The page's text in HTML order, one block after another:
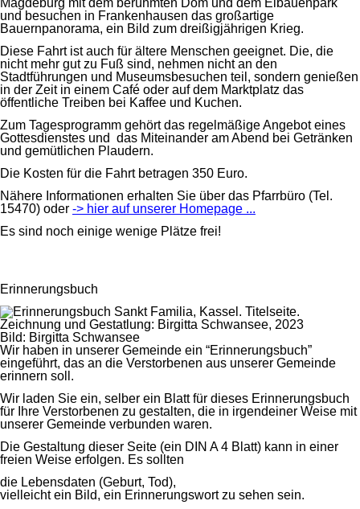
und besuchen in Frankenhausen das großartige
Bauernpanorama, ein Bild zum dreißigjährigen Krieg.
Diese Fahrt ist auch für ältere Menschen geeignet. Die, die
nicht mehr gut zu Fuß sind, nehmen nicht an den
Stadtführungen und Museumsbesuchen teil, sondern genießen
in der Zeit in einem Café oder auf dem Marktplatz das
öffentliche Treiben bei Kaffee und Kuchen.
Zum Tagesprogramm gehört das regelmäßige Angebot eines
Gottesdienstes und das Miteinander am Abend bei Getränken
und gemütlichen Plaudern.
Die Kosten für die Fahrt betragen 350 Euro.
Nähere Informationen erhalten Sie über das Pfarrbüro (Tel.
15470) oder -> hier auf unserer Homepage ...
Es sind noch einige wenige Plätze frei!
Erinnerungsbuch
Bild: Birgitta Schwansee
Wir haben in unserer Gemeinde ein “Erinnerungsbuch”
eingeführt, das an die Verstorbenen aus unserer Gemeinde
erinnern soll.
Wir laden Sie ein, selber ein Blatt für dieses Erinnerungsbuch
für Ihre Verstorbenen zu gestalten, die in irgendeiner Weise mit
unserer Gemeinde verbunden waren.
Die Gestaltung dieser Seite (ein DIN A 4 Blatt) kann in einer
freien Weise erfolgen. Es sollten
die Lebensdaten (Geburt, Tod),
vielleicht ein Bild, ein Erinnerungswort zu sehen sein.